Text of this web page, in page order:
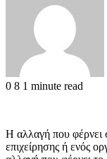
0 8 1 minute read
Η αλλαγή που φέρνει
επιχείρησης ή ενός